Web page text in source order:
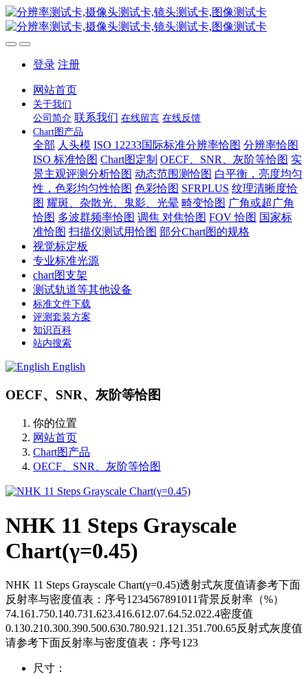
登录 注册
网站首页
关于我们
公司简介 联系我们 在线留言 在线反馈
Chart图产品
全部 人头模 ISO 12233国际标准分辨率恰图 分辨率恰图
ISO 标准恰图 Chart图定制 OECF、SNR、灰阶等恰图 实
景主观评测分析恰图 动态范围测恰图 白平衡，亮度均匀
性，色彩均匀性恰图 色彩恰图 SFRPLUS 纹理清晰度恰
图 耀斑、杂散光、鬼影、光晕 畸变恰图 广角或超广角
恰图 多波群频率恰图 调焦 对焦恰图 FOV 恰图 国家标
准恰图 扫描仪测试用恰图 部分Chart图的规格
视觉标定板
专业标准光源
chart图支架
测试轨道等其他设备
标准文件下载
评测套装方案
知识百科
站内搜索
English
OECF、SNR、灰阶等恰图
你的位置
网站首页
Chart图产品
OECF、SNR、灰阶等恰图
NHK 11 Steps Grayscale
Chart(γ=0.45)
NHK 11 Steps Grayscale Chart(γ=0.45)透射式灰度值请参考下面
反射率与密度值表：序号1234567891011背景反射率（%）
74.161.750.140.731.623.416.612.07.64.52.022.4密度值
0.130.210.300.390.500.630.780.921.121.351.700.65反射式灰度值
请参考下面反射率与密度值表：序号123
尺寸：